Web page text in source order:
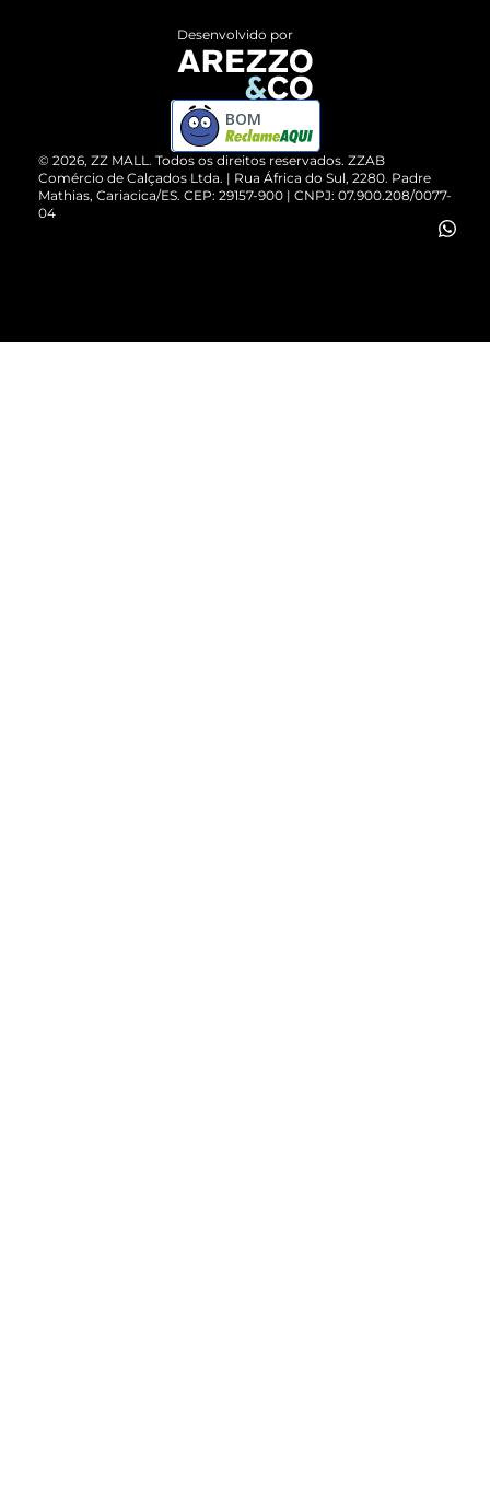
ZZ MALL é confiável
Cartão Presente
Vendas Corporativas
Devolução do Produto
Compre pelo WhatsApp
© 2026, ZZ MALL. Todos os direitos reservados. ZZAB
Comércio de Calçados Ltda. | Rua África do Sul, 2280. Padre
Mathias, Cariacica/ES. CEP: 29157-900 | CNPJ: 07.900.208/0077-
04
Desenvolvido por
BOM